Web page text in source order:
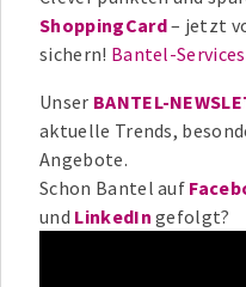
ShoppingCard– jetzt
sichern! Bantel-
Unser BANTEL-
aktuelle Trends,
Angebote.
Schon Bantel auf
und LinkedIn gefolgt?